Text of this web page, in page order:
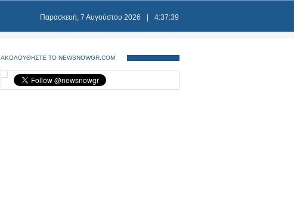
Παρασκευή, 7 Αυγούστου 2026 4:37:40
ΑΚΟΛΟΥΘΗΣΤΕ ΤΟ NEWSNOWGR.COM